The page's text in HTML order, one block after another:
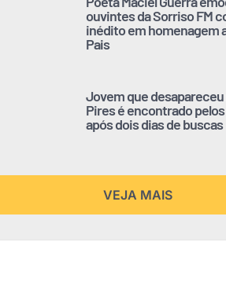
ouvintes da Sorriso FM
inédito em homenagem
Pais
Jovem que desapareceu
Pires é encontrado
após dois dias de buscas
VEJA MAIS